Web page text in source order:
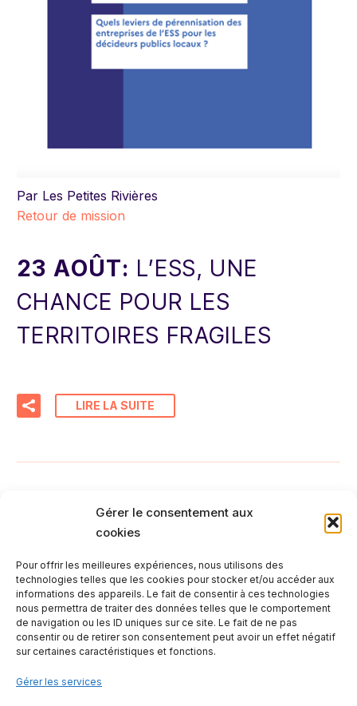
Gérer le consentement aux
cookies
Pour offrir les meilleures expériences, nous utilisons des
technologies telles que les cookies pour stocker et/ou accéder aux
informations des appareils. Le fait de consentir à ces technologies
nous permettra de traiter des données telles que le comportement
de navigation ou les ID uniques sur ce site. Le fait de ne pas
consentir ou de retirer son consentement peut avoir un effet négatif
sur certaines caractéristiques et fonctions.
Gérer les services
Par Les Petites Rivières
Retour de mission
23 AOÛT: L’ESS, UNE
CHANCE POUR LES
TERRITOIRES FRAGILES
LIRE LA SUITE